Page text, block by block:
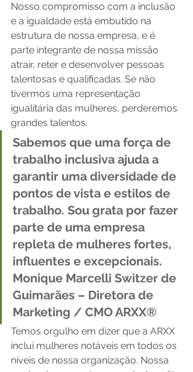
Nosso compromisso com a inclusão
e a igualdade está embutido na
estrutura de nossa empresa, e é
parte integrante de nossa missão
atrair, reter e desenvolver pessoas
talentosas e qualificadas. Se não
tivermos uma representação
igualitária das mulheres, perderemos
grandes talentos.
Sabemos que uma força de
trabalho inclusiva ajuda a
garantir uma diversidade de
pontos de vista e estilos de
trabalho. Sou grata por fazer
parte de uma empresa
repleta de mulheres fortes,
influentes e excepcionais.
Monique Marcelli Switzer de
Guimarães – Diretora de
Marketing / CMO ARXX®
Temos orgulho em dizer que a ARXX
inclui mulheres notáveis ​​em todos os
níveis de nossa organização. Nossa